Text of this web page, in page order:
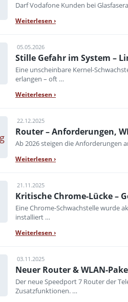
Darf Vodafone Kunden bei
Weiterlesen ›
05.05.2026
Stille Gefahr im System –
Eine unscheinbare Kernel-
erlangen – oft …
Weiterlesen ›
22.12.2025
Router – Anforderungen,
Ab 2026 steigen die Anforderungen
Weiterlesen ›
21.11.2025
Kritische Chrome-Lücke –
Eine Chrome-Schwachstelle wurde
installiert …
Weiterlesen ›
03.11.2025
Neuer Router & WLAN-
Der neue Speedport 7 Router der
Zusatzfunktionen. …